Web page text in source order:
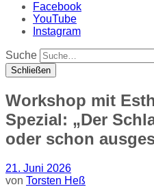
Facebook
YouTube
Instagram
Suche
Schließen
Workshop mit
Spezial: „Der
oder schon
21. Juni 2026
von Torsten Heß